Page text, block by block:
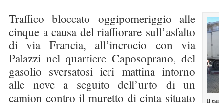
Il
Traffico bloccato oggipomeriggio alle
cinque a causa del riaffiorare sull’asfalto
di via Francia, all’incrocio con via
Palazzi nel quartiere Caposoprano, del
gasolio sversatosi ieri mattina intorno
alle nove a seguito dell’urto di un
camion contro il muretto di cinta situato